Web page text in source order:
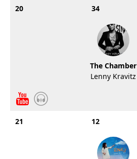
20 34
The Chamber
Lenny Kravitz
21 12